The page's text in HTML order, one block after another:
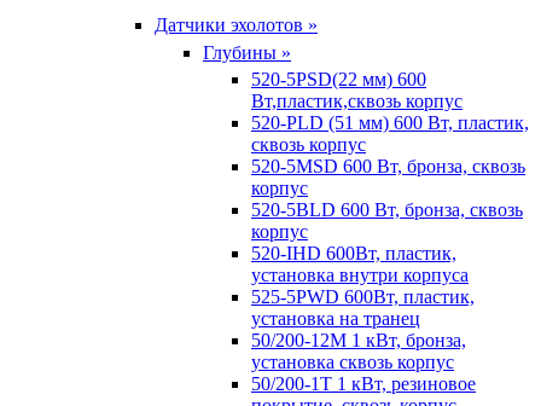
Датчики эхолотов »
Глубины »
520-5PSD(22 мм) 600
Вт,пластик,сквозь корпус
520-PLD (51 мм) 600 Вт, пластик,
сквозь корпус
520-5MSD 600 Вт, бронза, сквозь
корпус
520-5BLD 600 Вт, бронза, сквозь
корпус
520-IHD 600Вт, пластик,
установка внутри корпуса
525-5PWD 600Вт, пластик,
установка на транец
50/200-12M 1 кВт, бронза,
установка сквозь корпус
50/200-1T 1 кВт, резиновое